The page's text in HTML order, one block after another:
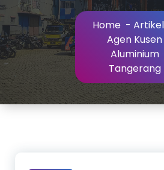
Home - Artikel
Agen Kusen
Aluminium
Tangerang